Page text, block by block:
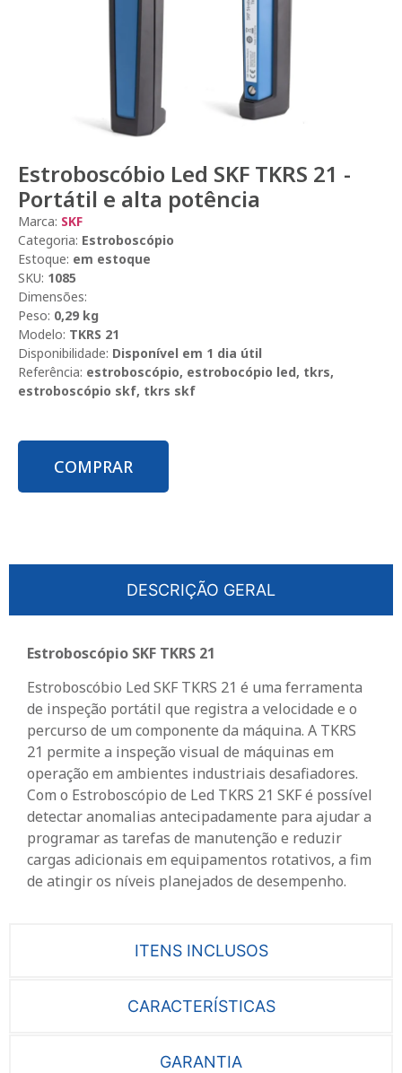
Estroboscóbio Led SKF TKRS 21 -
Portátil e alta potência
Marca: SKF
Categoria: Estroboscópio
Estoque: em estoque
SKU: 1085
Dimensões:
Peso: 0,29 kg
Modelo: TKRS 21
Disponibilidade: Disponível em 1 dia útil
Referência: estroboscópio, estrobocópio led, tkrs,
estroboscópio skf, tkrs skf
COMPRAR
DESCRIÇÃO GERAL
ITENS INCLUSOS
CARACTERÍSTICAS
GARANTIA
Estroboscópio SKF TKRS 21
Estroboscóbio Led SKF TKRS 21 é uma ferramenta
de inspeção portátil que registra a velocidade e o
percurso de um componente da máquina. A TKRS
21 permite a inspeção visual de máquinas em
operação em ambientes industriais desafiadores.
Com o Estroboscópio de Led TKRS 21 SKF é possível
detectar anomalias antecipadamente para ajudar a
programar as tarefas de manutenção e reduzir
cargas adicionais em equipamentos rotativos, a fim
de atingir os níveis planejados de desempenho.